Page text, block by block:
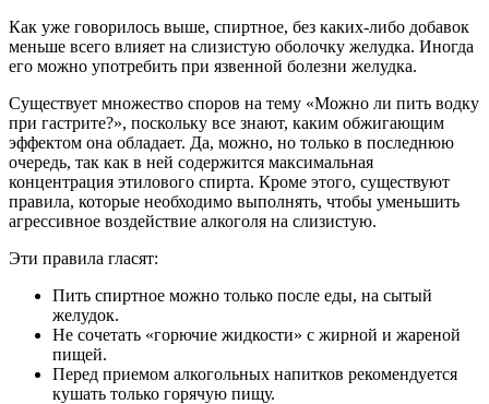
Как уже говорилось выше, спиртное, без каких-либо добавок
меньше всего влияет на слизистую оболочку желудка. Иногда
его можно употребить при язвенной болезни желудка.
Существует множество споров на тему «Можно ли пить водку
при гастрите?», поскольку все знают, каким обжигающим
эффектом она обладает. Да, можно, но только в последнюю
очередь, так как в ней содержится максимальная
концентрация этилового спирта. Кроме этого, существуют
правила, которые необходимо выполнять, чтобы уменьшить
агрессивное воздействие алкоголя на слизистую.
Эти правила гласят:
Пить спиртное можно только после еды, на сытый
желудок.
Не сочетать «горючие жидкости» с жирной и жареной
пищей.
Перед приемом алкогольных напитков рекомендуется
кушать только горячую пищу.